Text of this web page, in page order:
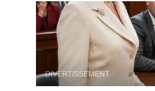
DIVERTISSEMENT